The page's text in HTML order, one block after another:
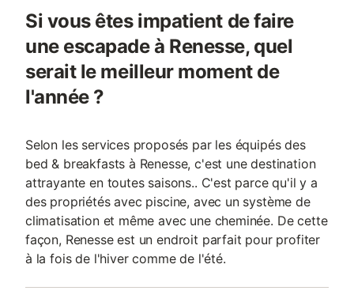
Si vous êtes impatient de faire
une escapade à Renesse, quel
serait le meilleur moment de
l'année ?
Selon les services proposés par les équipés des
bed & breakfasts à Renesse, c'est une destination
attrayante en toutes saisons.. C'est parce qu'il y a
des propriétés avec piscine, avec un système de
climatisation et même avec une cheminée. De cette
façon, Renesse est un endroit parfait pour profiter
à la fois de l'hiver comme de l'été.